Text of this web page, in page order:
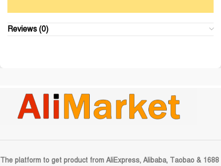
Reviews (0)
The platform to get product from AliExpress, Alibaba, Taobao & 1688